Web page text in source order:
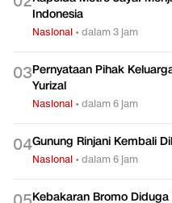
Indonesia
Nasional •dalam 3 jam
03Pernyataan Pihak
Yurizal
Nasional •dalam 6 jam
04Gunung Rinjani Kembali
Nasional •dalam 6 jam
Kebakaran Bromo